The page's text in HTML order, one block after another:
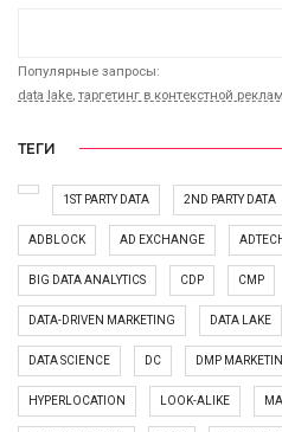
Популярные запросы:
data lake, таргетинг в контекстной
ТЕГИ
1ST PARTY DATA 2ND PARTY DATA
ADBLOCK AD EXCHANGE
BIG DATA ANALYTICS CDP CMP
DATA-DRIVEN MARKETING DATA LAKE
DATA SCIENCE DC DMP
HYPERLOCATION LOOK-ALIKE